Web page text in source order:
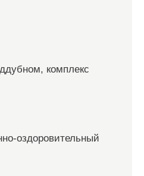
комплекс
оздоровительный